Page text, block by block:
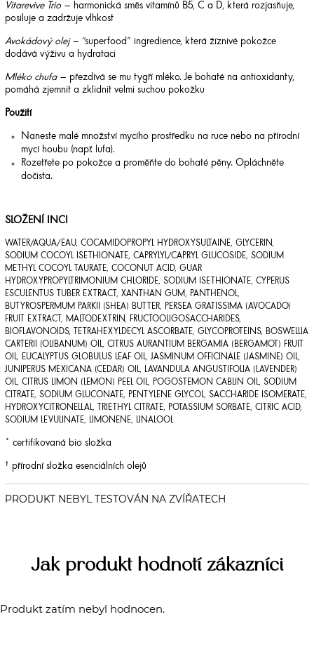
Vitarevive Trio – harmonická směs vitamínů B5, C a D, která rozjasňuje,
posiluje a zadržuje vlhkost
Avokádový olej– “superfood” ingredience, která žíznivé pokožce
dodává výživu a hydrataci
Mléko chufa– přezdívá se mu tygří mléko. Je bohaté na antioxidanty,
pomáhá zjemnit a zklidnit velmi suchou pokožku
Použití
Naneste malé množství mycího prostředku na ruce nebo na přírodní
mycí houbu (např. lufa).
Rozetřete po pokožce a proměňte do bohaté pěny. Opláchněte
dočista.
SLOŽENÍ INCI
WATER/AQUA/EAU, COCAMIDOPROPYL HYDROXYSULTAINE, GLYCERIN,
SODIUM COCOYL ISETHIONATE, CAPRYLYL/CAPRYL GLUCOSIDE, SODIUM
METHYL COCOYL TAURATE, COCONUT ACID, GUAR
HYDROXYPROPYLTRIMONIUM CHLORIDE, SODIUM ISETHIONATE, CYPERUS
ESCULENTUS TUBER EXTRACT, XANTHAN GUM, PANTHENOL,
BUTYROSPERMUM PARKII (SHEA) BUTTER, PERSEA GRATISSIMA (AVOCADO)
FRUIT EXTRACT, MALTODEXTRIN, FRUCTOOLIGOSACCHARIDES,
BIOFLAVONOIDS, TETRAHEXYLDECYL ASCORBATE, GLYCOPROTEINS, BOSWELLIA
CARTERII (OLIBANUM) OIL, CITRUS AURANTIUM BERGAMIA (BERGAMOT) FRUIT
OIL, EUCALYPTUS GLOBULUS LEAF OIL, JASMINUM OFFICINALE (JASMINE) OIL,
JUNIPERUS MEXICANA (CEDAR) OIL, LAVANDULA ANGUSTIFOLIA (LAVENDER)
OIL, CITRUS LIMON (LEMON) PEEL OIL, POGOSTEMON CABLIN OIL, SODIUM
CITRATE, SODIUM GLUCONATE, PENTYLENE GLYCOL, SACCHARIDE ISOMERATE,
HYDROXYCITRONELLAL, TRIETHYL CITRATE, POTASSIUM SORBATE, CITRIC ACID,
SODIUM LEVULINATE, LIMONENE, LINALOOL
* certifikovaná bio složka
† přírodní složka esenciálních olejů
Jak produkt hodnotí zákazníci
Produkt zatím nebyl hodnocen.